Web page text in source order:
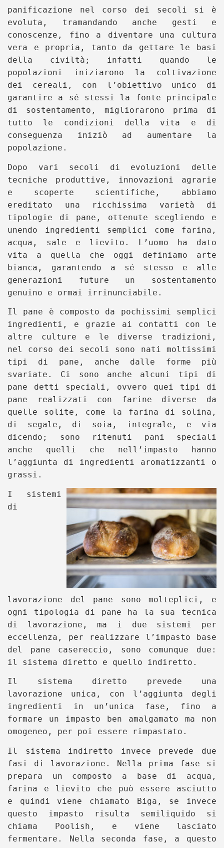
panificazione nel corso dei secoli si è
evoluta, tramandando anche gesti e
conoscenze, fino a diventare una cultura
vera e propria, tanto da gettare le basi
della civiltà; infatti quando le
popolazioni iniziarono la coltivazione
dei cereali, con l’obiettivo unico di
garantire a sé stessi la fonte principale
di sostentamento, migliorarono prima di
tutto le condizioni della vita e di
conseguenza iniziò ad aumentare la
popolazione.
Dopo vari secoli di evoluzioni delle
tecniche produttive, innovazioni agrarie
e scoperte scientifiche, abbiamo
ereditato una ricchissima varietà di
tipologie di pane, ottenute scegliendo e
unendo ingredienti semplici come farina,
acqua, sale e lievito. L’uomo ha dato
vita a quella che oggi definiamo arte
bianca, garantendo a sé stesso e alle
generazioni future un sostentamento
genuino e ormai irrinunciabile.
Il pane è composto da pochissimi semplici
ingredienti, e grazie ai contatti con le
altre culture e le diverse tradizioni,
nel corso dei secoli sono nati moltissimi
tipi di pane, anche dalle forme più
svariate. Ci sono anche alcuni tipi di
pane detti speciali, ovvero quei tipi di
pane realizzati con farine diverse da
quelle solite, come la farina di solina,
di segale, di soia, integrale, e via
dicendo; sono ritenuti pani speciali
anche quelli che nell’impasto hanno
l’aggiunta di ingredienti aromatizzanti o
grassi.
I sistemi
di
lavorazione del pane sono molteplici, e
ogni tipologia di pane ha la sua tecnica
di lavorazione, ma i due sistemi per
eccellenza, per realizzare l’impasto base
del pane casereccio, sono comunque due:
il sistema diretto e quello indiretto.
Il sistema diretto prevede una
lavorazione unica, con l’aggiunta degli
ingredienti in un’unica fase, fino a
formare un impasto ben amalgamato ma non
omogeneo, per poi essere rimpastato.
Il sistema indiretto invece prevede due
fasi di lavorazione. Nella prima fase si
prepara un composto a base di acqua,
farina e lievito che può essere asciutto
e quindi viene chiamato Biga, se invece
questo impasto risulta semiliquido si
chiama Poolish, e viene lasciato
fermentare. Nella seconda fase, a questo